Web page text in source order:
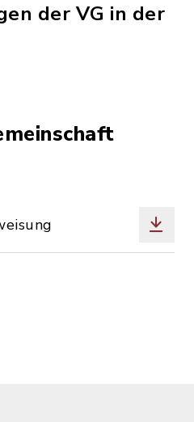
der VG in der